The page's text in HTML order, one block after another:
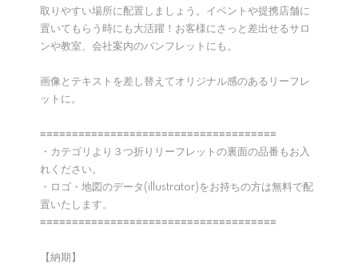
取りやすい場所に配置しましょう。イベントや提携店舗に
置いてもらう時にも大活躍！お客様にさっと差出せるサロ
ンや教室、会社案内のパンフレットにも。
画像とテキストを差し替えてオリジナル感のあるリーフレ
ットに。
≡≡≡≡≡≡≡≡≡≡≡≡≡≡≡≡≡≡≡≡≡≡≡≡≡≡≡≡≡≡≡≡≡≡≡≡≡
・カテゴリより３つ折りリーフレットの裏面の品番もお入
れください。
・ロゴ・地図のデータ(illustrator)をお持ちの方は無料で配
置いたします。
≡≡≡≡≡≡≡≡≡≡≡≡≡≡≡≡≡≡≡≡≡≡≡≡≡≡≡≡≡≡≡≡≡≡≡≡≡
【納期】